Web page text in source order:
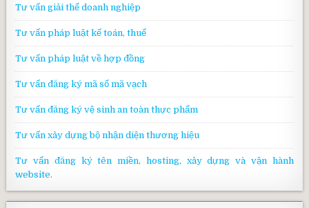
Tư vấn giải thể doanh nghiệp
Tư vấn pháp luật kế toán, thuế
Tư vấn pháp luật về hợp đồng
Tư vấn đăng ký mã số mã vạch
Tư vấn đăng ký vệ sinh an toàn thực phẩm
Tư vấn xây dựng bộ nhận diện thương hiệu
Tư vấn đăng ký tên miền, hosting, xây dựng và vận hành
website.